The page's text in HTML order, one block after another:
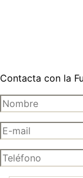
Contacta con la